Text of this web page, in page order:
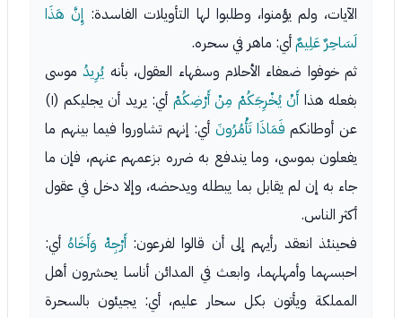
الآيات، ولم يؤمنوا، وطلبوا لها التأويلات الفاسدة: إِنَّ هَذَا
لَسَاحِرٌ عَلِيمٌأي: ماهر في سحره.
ثم خوفوا ضعفاء الأحلام وسفهاء العقول، بأنه يُرِيدُموسى
بفعله هذا أَنْ يُخْرِجَكُمْ مِنْ أَرْضِكُمْ
أي: يريد أن يجليكم (١)
عن أوطانكم فَمَاذَا تَأْمُرُونَ أي: إنهم تشاوروا فيما بينهم ما
يفعلون بموسى، وما يندفع به ضرره بزعمهم عنهم، فإن ما
جاء به إن لم يقابل بما يبطله ويدحضه، وإلا دخل في عقول
أكثر الناس.
فحينئذ انعقد رأيهم إلى أن قالوا لفرعون:أَرْجِهْ وَأَخَاهُأي:
احبسهما وأمهلهما، وابعث في المدائن أناسا يحشرون أهل
المملكة ويأتون بكل سحار عليم، أي: يجيئون بالسحرة